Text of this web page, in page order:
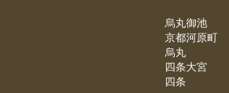
烏丸御池
京都河原町
烏丸
四条大宮
四条